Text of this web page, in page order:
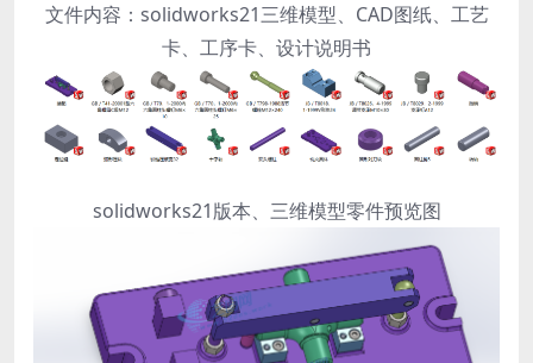
文件内容：solidworks21三维模型、CAD图纸、工艺
卡、工序卡、设计说明书
solidworks21版本、三维模型零件预览图